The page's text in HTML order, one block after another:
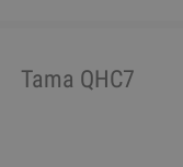
Tama QHC7